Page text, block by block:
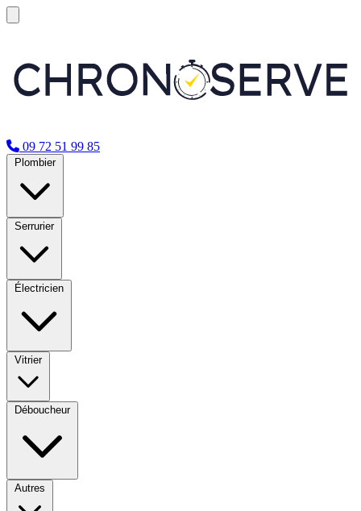
09 72 51 99 85
Plombier
Serrurier
Électricien
Vitrier
Déboucheur
Autres